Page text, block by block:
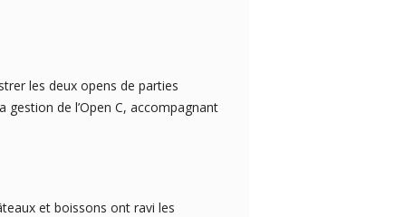
les deux opens de parties
gestion de l’Open C, accompagnant
et boissons ont ravi les